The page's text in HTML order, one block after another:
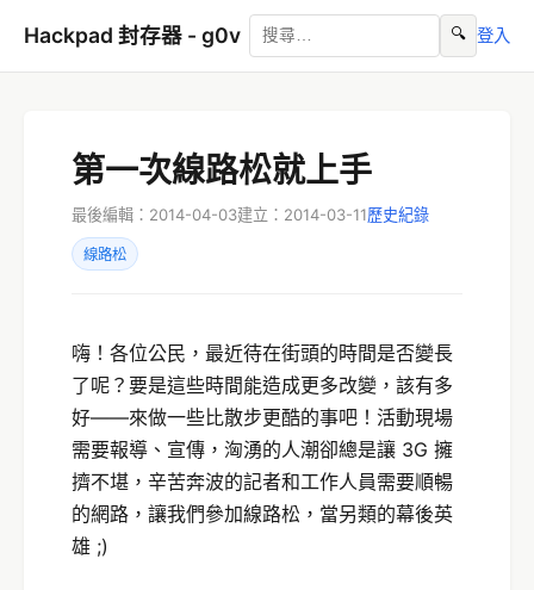
Hackpad 封存器 - g0v 🔍 登入
第一次線路松就上手
最後編輯：2014-04-03建立：2014-03-11歷史紀錄
線路松
嗨！各位公民，最近待在街頭的時間是否變長
了呢？要是這些時間能造成更多改變，該有多
好——來做一些比散步更酷的事吧！活動現場
需要報導、宣傳，洶湧的人潮卻總是讓 3G 擁
擠不堪，辛苦奔波的記者和工作人員需要順暢
的網路，讓我們參加線路松，當另類的幕後英
雄 ;)